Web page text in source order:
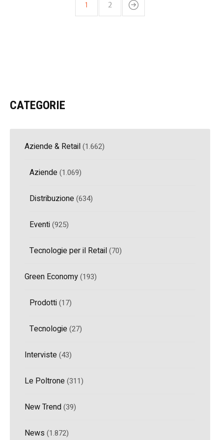
1 2
CATEGORIE
Aziende & Retail(1.662)
Aziende(1.069)
Distribuzione(634)
Eventi(925)
Tecnologie per il Retail(70)
Green Economy(193)
Prodotti(17)
Tecnologie(27)
Interviste(43)
Le Poltrone(311)
New Trend(39)
News (1.872)